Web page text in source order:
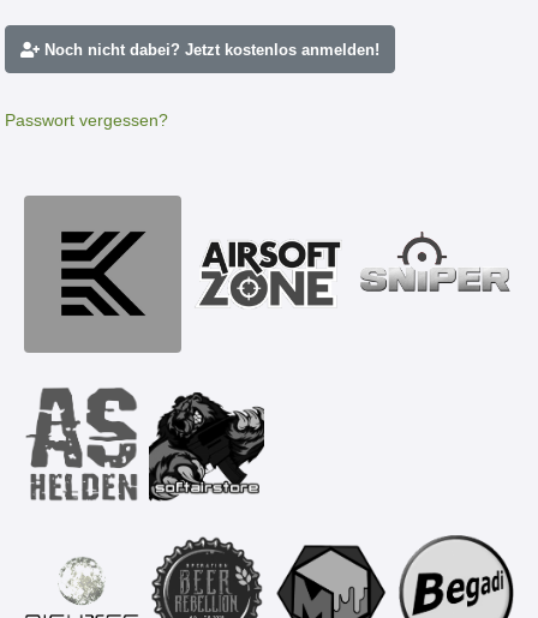
Noch nicht dabei? Jetzt kostenlos anmelden!
Passwort vergessen?